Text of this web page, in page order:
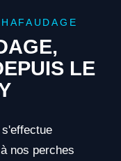
LE
nos perches